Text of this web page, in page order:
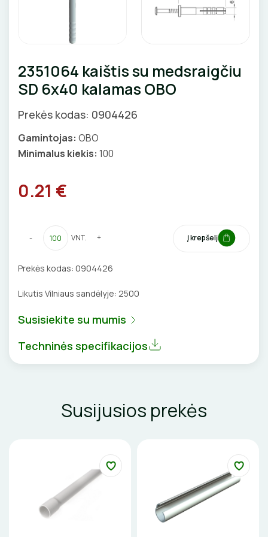
Augalų apšvietimas
Judesio davikliai
ANTGALIAI
KABELIAI, LAIDAI
IZOLIACINĖS JUOSTOS
TERMO VAMZDELIAI, PIRŠTINĖS
BATERIJOS
EL. SKAMBUČIAI
GELINĖS JUNGTYS
ĮKROVIMO SPRENDIMAI
Įkrovimo stotelės
AUTOMATINIAI JUNGIKLIAI
ATSUKTUVAI
ELEKTRINIS ŠILDYMAS
2351064 kaištis su medsraigčiu
SD 6x40 kalamas OBO
Prekės kodas: 0904426
Gamintojas: OBO
Minimalus kiekis: 100
0.21 €
- VNT. + Į krepšelį
Prekės kodas: 0904426
Likutis Vilniaus sandėlyje: 2500
Susisiekite su mumis
Techninės specifikacijos
Susijusios prekės